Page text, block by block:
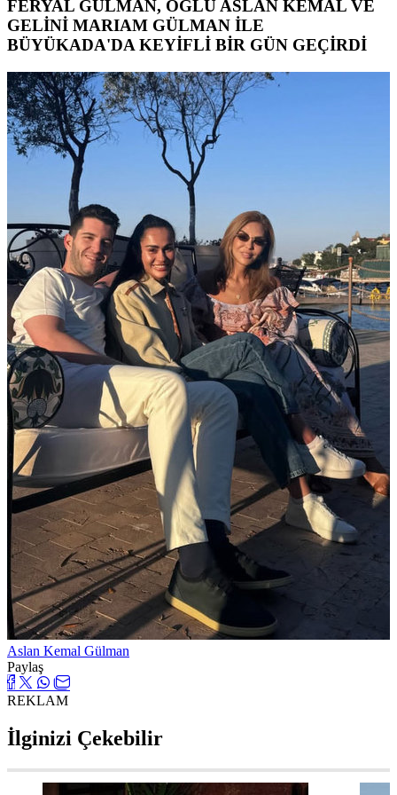
FERYAL GÜLMAN, OĞLU ASLAN KEMAL VE
GELİNİ MARIAM GÜLMAN İLE
BÜYÜKADA'DA KEYİFLİ BİR GÜN GEÇİRDİ
Aslan Kemal Gülman
Paylaş
REKLAM
İlginizi Çekebilir